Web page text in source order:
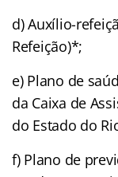
d) Auxílio-
Refeição)*;
e) Plano de
da Caixa de
do Estado do
f) Plano de